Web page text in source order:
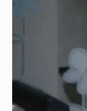
Певица